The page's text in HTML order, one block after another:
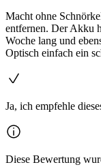
Macht ohne
entfernen. Der Akku
Woche lang und
Optisch einfach ein
Ja, ich empfehle
Diese Bewertung